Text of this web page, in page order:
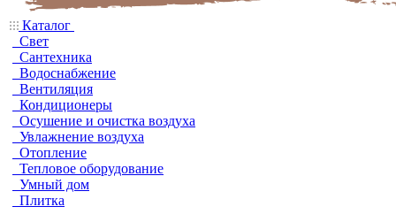
Каталог
Свет
Сантехника
Водоснабжение
Вентиляция
Кондиционеры
Осушение и очистка воздуха
Увлажнение воздуха
Отопление
Тепловое оборудование
Умный дом
Плитка